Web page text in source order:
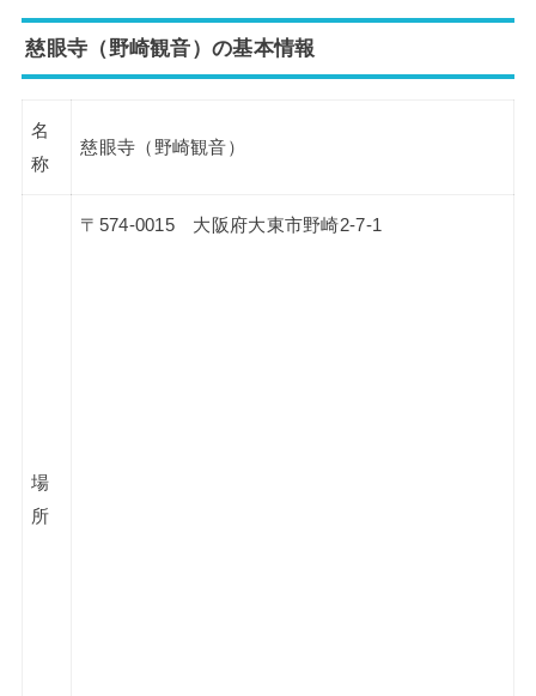
慈眼寺（野崎観音）の基本情報
名
称
慈眼寺（野崎観音）
場
所
〒574-0015 大阪府大東市野崎2-7-1